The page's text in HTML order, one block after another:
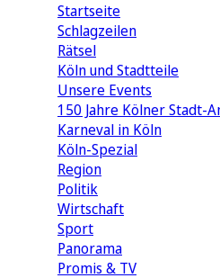
Startseite
Schlagzeilen
Rätsel
Köln und Stadtteile
Unsere Events
150 Jahre Kölner Stadt-
Karneval in Köln
Köln-Spezial
Region
Politik
Wirtschaft
Sport
Panorama
Promis & TV